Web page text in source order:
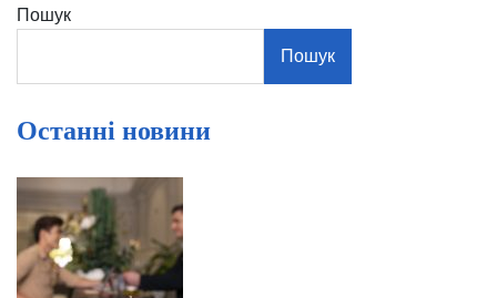
Пошук
Пошук
Останні новини